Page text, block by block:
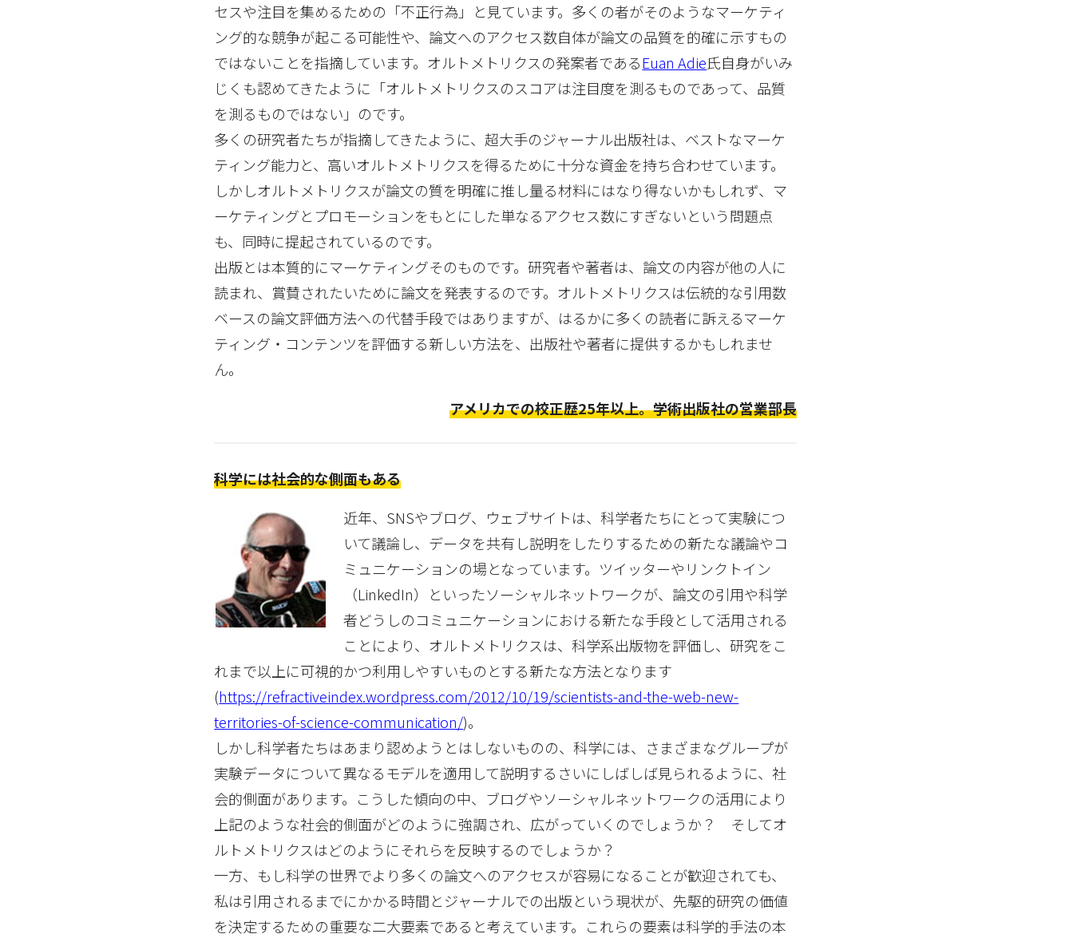
セスや注目を集めるための「不正行為」と見ています。多くの者がそのようなマーケティ
ング的な競争が起こる可能性や、論文へのアクセス数自体が論文の品質を的確に示すもの
ではないことを指摘しています。オルトメトリクスの発案者であるEuan Adie氏自身がいみ
じくも認めてきたように「オルトメトリクスのスコアは注目度を測るものであって、品質
を測るものではない」のです。
多くの研究者たちが指摘してきたように、超大手のジャーナル出版社は、ベストなマーケ
ティング能力と、高いオルトメトリクスを得るために十分な資金を持ち合わせています。
しかしオルトメトリクスが論文の質を明確に推し量る材料にはなり得ないかもしれず、マ
ーケティングとプロモーションをもとにした単なるアクセス数にすぎないという問題点
も、同時に提起されているのです。
出版とは本質的にマーケティングそのものです。研究者や著者は、論文の内容が他の人に
読まれ、賞賛されたいために論文を発表するのです。オルトメトリクスは伝統的な引用数
ベースの論文評価方法への代替手段ではありますが、はるかに多くの読者に訴えるマーケ
ティング・コンテンツを評価する新しい方法を、出版社や著者に提供するかもしれませ
ん。
アメリカでの校正歴25年以上。学術出版社の営業部長
科学には社会的な側面もある
近年、SNSやブログ、ウェブサイトは、科学者たちにとって実験につ
いて議論し、データを共有し説明をしたりするための新たな議論やコ
ミュニケーションの場となっています。ツイッターやリンクトイン
（LinkedIn）といったソーシャルネットワークが、論文の引用や科学
者どうしのコミュニケーションにおける新たな手段として活用される
ことにより、オルトメトリクスは、科学系出版物を評価し、研究をこ
れまで以上に可視的かつ利用しやすいものとする新たな方法となります
(https://refractiveindex.wordpress.com/2012/10/19/scientists-and-the-web-new-
territories-of-science-communication/)。
しかし科学者たちはあまり認めようとはしないものの、科学には、さまざまなグループが
実験データについて異なるモデルを適用して説明するさいにしばしば見られるように、社
会的側面があります。こうした傾向の中、ブログやソーシャルネットワークの活用により
上記のような社会的側面がどのように強調され、広がっていくのでしょうか？ そしてオ
ルトメトリクスはどのようにそれらを反映するのでしょうか？
一方、もし科学の世界でより多くの論文へのアクセスが容易になることが歓迎されても、
私は引用されるまでにかかる時間とジャーナルでの出版という現状が、先駆的研究の価値
を決定するための重要な二大要素であると考えています。これらの要素は科学的手法の本